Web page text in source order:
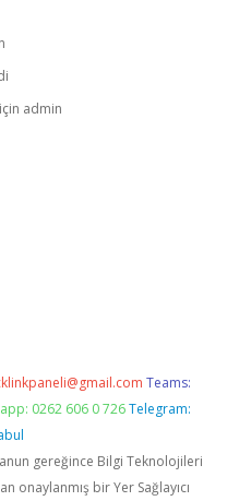
için admin
Teams:
0262 606 0 726 Telegram:
gereğince Bilgi Teknolojileri
onaylanmış bir Yer Sağlayıcı